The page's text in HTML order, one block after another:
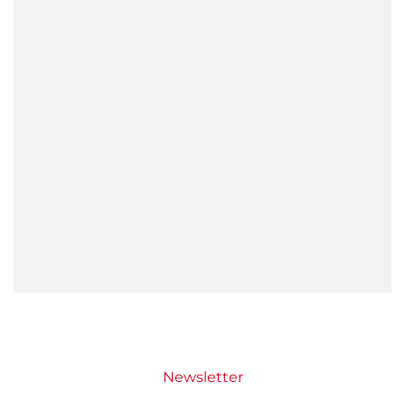
Newsletter